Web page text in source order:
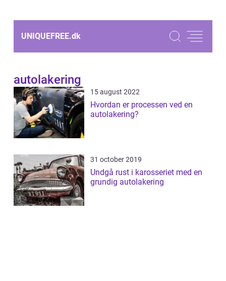
UNIQUEFREE.dk
autolakering
15 august 2022
Hvordan er processen ved en
autolakering?
31 october 2019
Undgå rust i karosseriet med en
grundig autolakering